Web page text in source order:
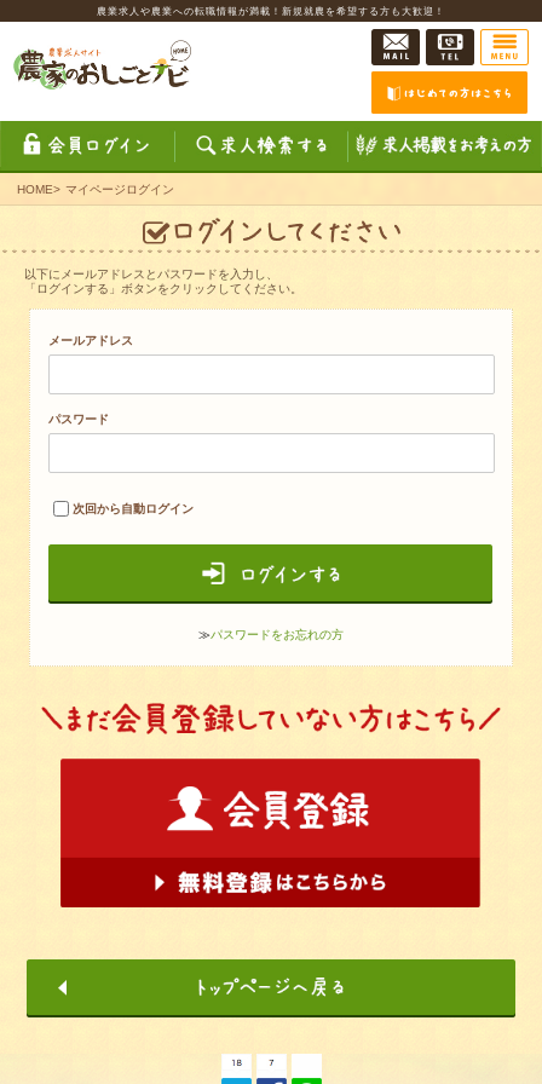
農業求人や農業への転職情報が満載！新規就農を希望する方も大歓迎！
HOME> マイページログイン
以下にメールアドレスとパスワードを入力し、
「ログインする」ボタンをクリックしてください。
メールアドレス
パスワード
次回から自動ログイン
≫パスワードをお忘れの方